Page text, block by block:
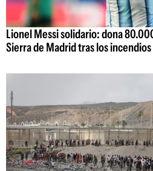
Lionel Messi solidario: dona
Sierra de Madrid tras los incendios